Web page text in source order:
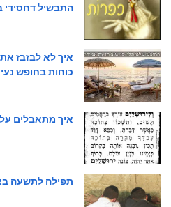
התבשיל דחסידי
איך לא לבזבז
כוחות בחופש
איך מתאבלים
תפילה לתשעה